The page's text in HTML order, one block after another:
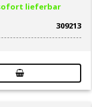
lieferbar
309213